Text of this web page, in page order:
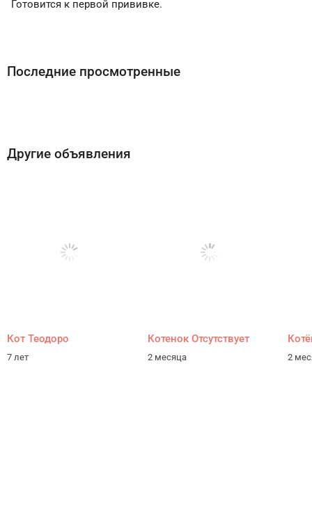
Готовится к первой прививке.
Последние просмотренные
Другие объявления
Кот Теодоро
7 лет
Котенок Отсутствует
2 месяца 2